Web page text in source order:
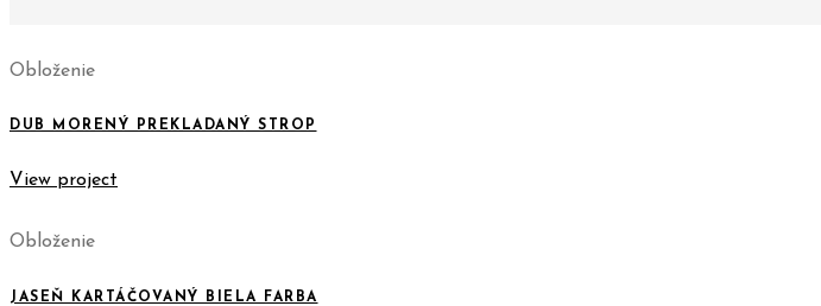
Obloženie
DUB MORENÝ PREKLADANÝ STROP
View project
Obloženie
JASEŇ KARTÁČOVANÝ BIELA FARBA